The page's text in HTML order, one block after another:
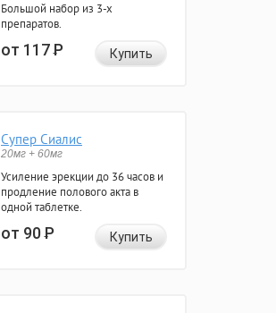
Большой набор из 3-х
препаратов.
от 117Р Купить
Супер Сиалис
20мг + 60мг
Усиление эрекции до 36 часов и
продление полового акта в
одной таблетке.
от 90Р Купить